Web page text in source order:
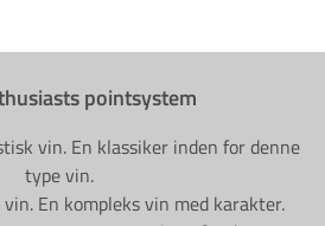
pointsystem
vin. En klassiker inden for denne
type vin.
En kompleks vin med karakter.